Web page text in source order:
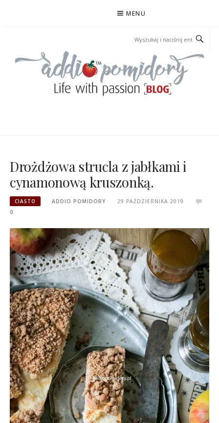
MENU
Drożdżowa strucla z jabłkami i
cynamonową kruszonką.
CIASTO ADDIO POMIDORY
29 PAŹDZIERNIKA 2019
0